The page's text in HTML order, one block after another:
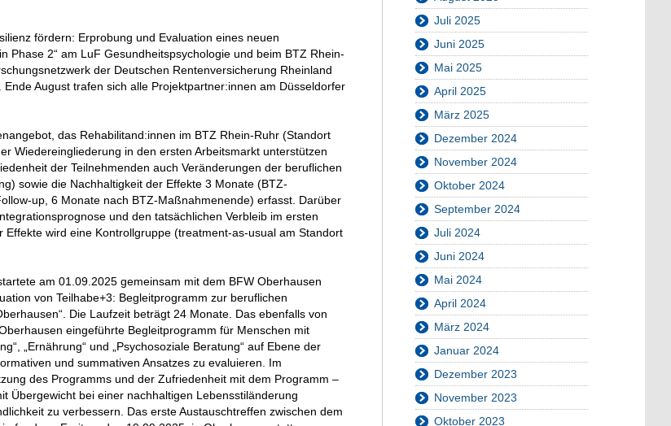
fördern: Erprobung und Evaluation eines neuen
Phase 2“ am LuF Gesundheitspsychologie und beim BTZ Rhein-
der Deutschen Rentenversicherung Rheinland
August trafen sich alle Projektpartner:innen am Düsseldorfer
das Rehabilitand:innen im BTZ Rhein-Ruhr (Standort
Wiedereingliederung in den ersten Arbeitsmarkt unterstützen
der Teilnehmenden auch Veränderungen der beruflichen
sowie die Nachhaltigkeit der Effekte 3 Monate (BTZ-
up, 6 Monate nach BTZ-Maßnahmenende) erfasst. Darüber
und den tatsächlichen Verbleib im ersten
wird eine Kontrollgruppe (treatment-as-usual am Standort
am 01.09.2025 gemeinsam mit dem BFW Oberhausen
von Teilhabe+3: Begleitprogramm zur beruflichen
Die Laufzeit beträgt 24 Monate. Das ebenfalls von
eingeführte Begleitprogramm für Menschen mit
„Ernährung“ und „Psychosoziale Beratung“ auf Ebene der
und summativen Ansatzes zu evaluieren. Im
des Programms und der Zufriedenheit mit dem Programm –
Übergewicht bei einer nachhaltigen Lebensstiländerung
zu verbessern. Das erste Austauschtreffen zwischen dem
Juli 2025
Juni 2025
Mai 2025
April 2025
März 2025
Dezember 2024
November 2024
Oktober 2024
September 2024
Juli 2024
Juni 2024
Mai 2024
April 2024
März 2024
Januar 2024
Dezember 2023
November 2023
Oktober 2023